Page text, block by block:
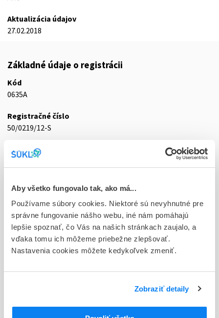
Aby všetko fungovalo tak, ako má...
Používame súbory cookies. Niektoré sú nevyhnutné pre
správne fungovanie nášho webu, iné nám pomáhajú
lepšie spoznať, čo Vás na našich stránkach zaujalo, a
vďaka tomu ich môžeme priebežne zlepšovať.
Nastavenia cookies môžete kedykoľvek zmeniť.
Zobraziť detaily
Aktualizácia údajov
27.02.2018
Základné údaje o registrácii
Kód
0635A
Registračné číslo
50/0219/12-S
Doplnok
tbl flm 90x50 mg (blis.PVC/PVDC/Al nepriehľ.)
D - Registrácia bez obmedzenia platnosti
Typ registračnej procedúry
Vzájomné uznávanie (mutual recognition proc.)
Držiteľ, krajina